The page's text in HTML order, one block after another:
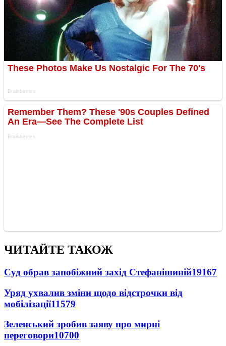
ЧИТАЙТЕ ТАКОЖ
Суд обрав запобіжний захід Стефанішиній19167
Уряд ухвалив зміни щодо відстрочки від
мобілізації11579
Зеленський зробив заяву про мирні
переговори10700